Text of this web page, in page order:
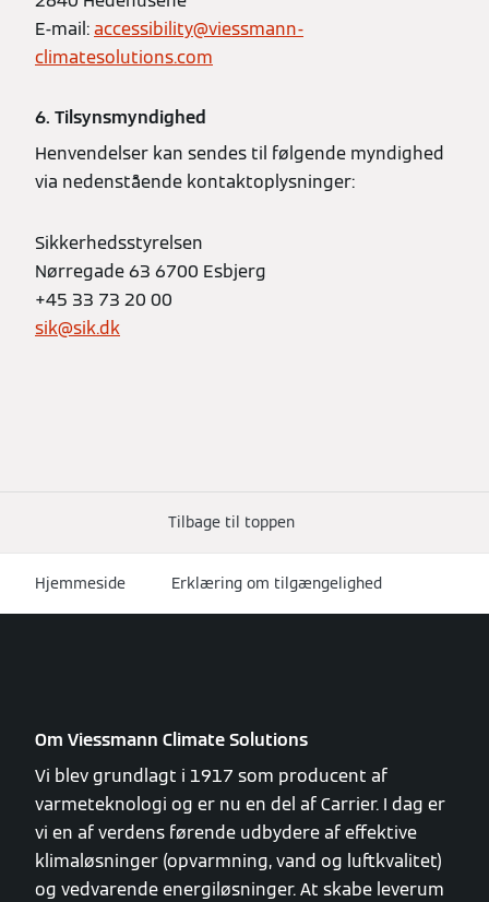
E-mail:accessibility@viessmann-
climatesolutions.com
6. Tilsynsmyndighed
Henvendelser kan sendes til følgende myndighed
via nedenstående kontaktoplysninger:
Sikkerhedsstyrelsen
Nørregade 63 6700 Esbjerg
+45 33 73 20 00
sik@sik.dk
Tilbage til toppen
Hjemmeside Erklæring om tilgængelighed
Om Viessmann Climate Solutions
Vi blev grundlagt i 1917 som producent af
varmeteknologi og er nu en del af Carrier. I dag er
vi en af verdens førende udbydere af effektive
klimaløsninger (opvarmning, vand og luftkvalitet)
og vedvarende energiløsninger. At skabe leverum